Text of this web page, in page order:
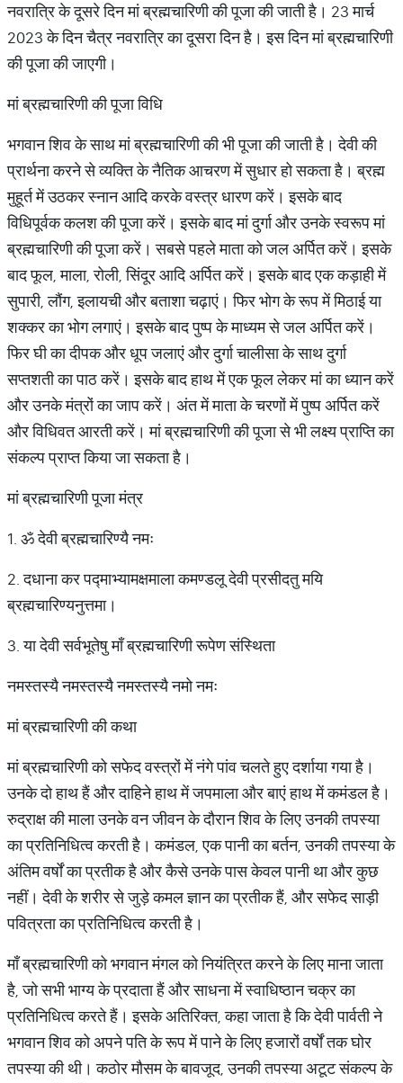
नवरात्रि के दूसरे दिन मां ब्रह्मचारिणी की पूजा की जाती है। 23 मार्च
2023 के दिन चैत्र नवरात्रि का दूसरा दिन है। इस दिन मां ब्रह्मचारिणी
की पूजा की जाएगी।
मां ब्रह्मचारिणी की पूजा विधि
भगवान शिव के साथ मां ब्रह्मचारिणी की भी पूजा की जाती है। देवी की
प्रार्थना करने से व्यक्ति के नैतिक आचरण में सुधार हो सकता है। ब्रह्म
मुहूर्त में उठकर स्नान आदि करके वस्त्र धारण करें। इसके बाद
विधिपूर्वक कलश की पूजा करें। इसके बाद मां दुर्गा और उनके स्वरूप मां
ब्रह्मचारिणी की पूजा करें। सबसे पहले माता को जल अर्पित करें। इसके
बाद फूल, माला, रोली, सिंदूर आदि अर्पित करें। इसके बाद एक कड़ाही में
सुपारी, लौंग, इलायची और बताशा चढ़ाएं। फिर भोग के रूप में मिठाई या
शक्कर का भोग लगाएं। इसके बाद पुष्प के माध्यम से जल अर्पित करें।
फिर घी का दीपक और धूप जलाएं और दुर्गा चालीसा के साथ दुर्गा
सप्तशती का पाठ करें। इसके बाद हाथ में एक फूल लेकर मां का ध्यान करें
और उनके मंत्रों का जाप करें। अंत में माता के चरणों में पुष्प अर्पित करें
और विधिवत आरती करें। मां ब्रह्मचारिणी की पूजा से भी लक्ष्य प्राप्ति का
संकल्प प्राप्त किया जा सकता है।
मां ब्रह्मचारिणी पूजा मंत्र
1. ॐ देवी ब्रह्मचारिण्यै नमः
2. दधाना कर पद्माभ्यामक्षमाला कमण्डलू देवी प्रसीदतु मयि
ब्रह्मचारिण्यनुत्तमा।
3. या देवी सर्वभूतेषु माँ ब्रह्मचारिणी रूपेण संस्थिता
नमस्तस्यै नमस्तस्यै नमस्तस्यै नमो नमः
मां ब्रह्मचारिणी की कथा
मां ब्रह्मचारिणी को सफेद वस्त्रों में नंगे पांव चलते हुए दर्शाया गया है।
उनके दो हाथ हैं और दाहिने हाथ में जपमाला और बाएं हाथ में कमंडल है।
रुद्राक्ष की माला उनके वन जीवन के दौरान शिव के लिए उनकी तपस्या
का प्रतिनिधित्व करती है। कमंडल, एक पानी का बर्तन, उनकी तपस्या के
अंतिम वर्षों का प्रतीक है और कैसे उनके पास केवल पानी था और कुछ
नहीं। देवी के शरीर से जुड़े कमल ज्ञान का प्रतीक हैं, और सफेद साड़ी
पवित्रता का प्रतिनिधित्व करती है।
माँ ब्रह्मचारिणी को भगवान मंगल को नियंत्रित करने के लिए माना जाता
है, जो सभी भाग्य के प्रदाता हैं और साधना में स्वाधिष्ठान चक्र का
प्रतिनिधित्व करते हैं। इसके अतिरिक्त, कहा जाता है कि देवी पार्वती ने
भगवान शिव को अपने पति के रूप में पाने के लिए हजारों वर्षों तक घोर
तपस्या की थी। कठोर मौसम के बावजूद, उनकी तपस्या अटूट संकल्प के